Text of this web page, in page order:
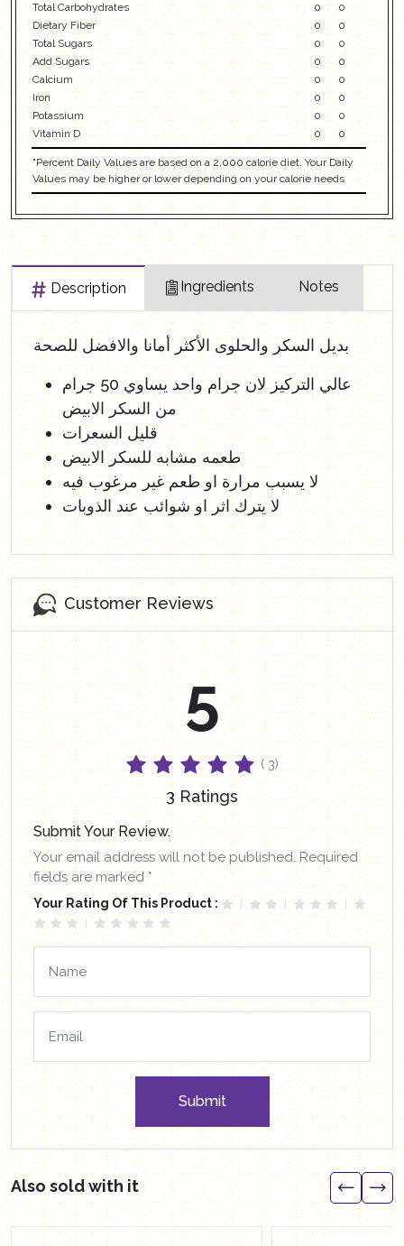
Total Carbohydrates
0
0
Dietary Fiber
0
0
Total Sugars
0
0
Add Sugars
0
0
Calcium
0
0
Iron
0
0
Potassium
0
0
Vitamin D
0 0
"Percent Daily Values are based on a 2,000 calorie diet. Your Daily
Values may be higher or lower depending on your calorie needs
Description Ingredients Notes
بديل السكر والحلوى الأكثر أمانا والافضل للصحة
عالي التركيز لان جرام واحد يساوي 50 جرام
من السكر الابيض
قليل السعرات
طعمه مشابه للسكر الابيض
لا يسبب مرارة او طعم غير مرغوب فيه
لا يترك اثر او شوائب عند الذوبات
Customer Reviews
5
( 3)
3 Ratings
Submit Your Review.
Your email address will not be published. Required
fields are marked *
Your Rating Of This Product :
Submit
Also sold with it